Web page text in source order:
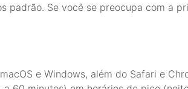
padrão. Se você se preocupa com a
e Windows, além do Safari e